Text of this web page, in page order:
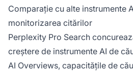
Comparație cu alte instrumente
monitorizarea citărilor
Perplexity Pro Search
creștere de instrumente AI de
AI Overviews, capacitățile de